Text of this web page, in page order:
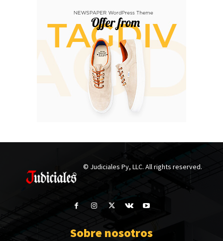
© Judiciales Py, LLC. All rights reserved.
Sobre nosotros